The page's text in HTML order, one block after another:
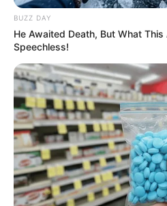
BUZZ DAY
He Awaited Death, But What
Speechless!